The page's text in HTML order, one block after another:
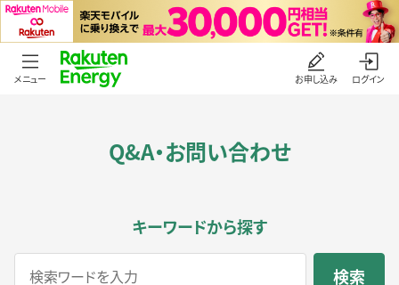
メニュー お申し込み ログイン
Q&A・お問い合わせ
キーワードから探す